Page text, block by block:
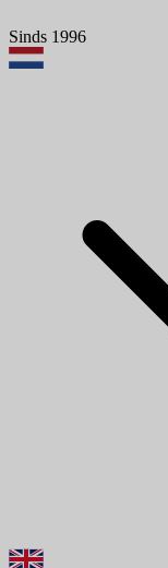
Sinds 1996